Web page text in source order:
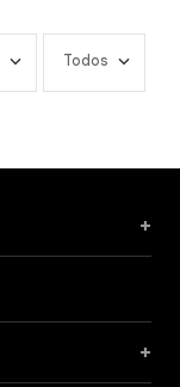
Todos
+
+